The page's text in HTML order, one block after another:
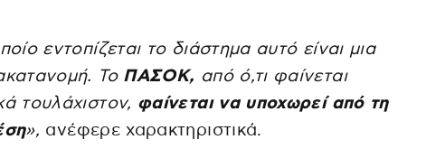
εντοπίζεται το διάστημα αυτό είναι μια
ΤοΠΑΣΟΚ, από ό,τι φαίνεται
τουλάχιστον, φαίνεται να υποχωρεί από τη
», ανέφερε χαρακτηριστικά.